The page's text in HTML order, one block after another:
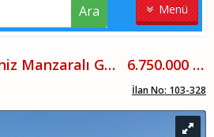
Menü
Ara
Didim Akköy'de Deniz Manzaralı Geniş Teraslı 3+1 Villa 6.750.000 TL
İlan No: 103-328